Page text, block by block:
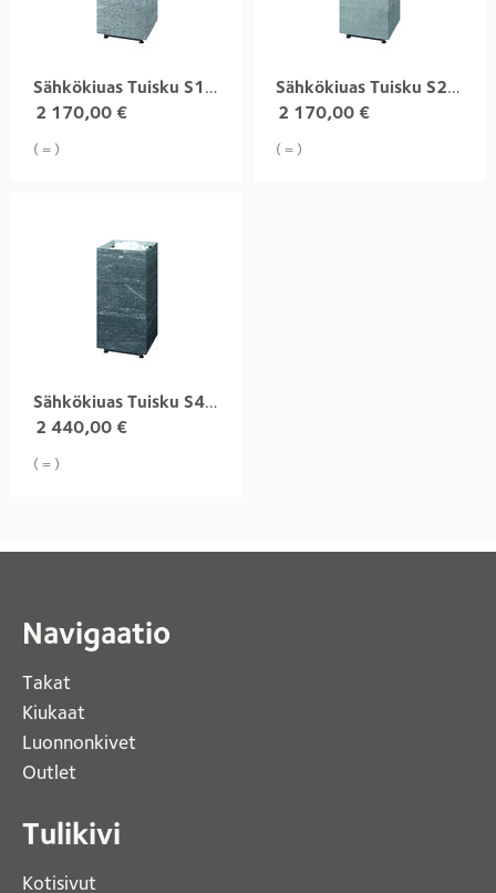
Sähkökiuas Tuisku S1 10,5 kW, harjattu
2 170,00 €
( = )
Sähkökiuas Tuisku S2 10,5 kW, uritettu
2 170,00 €
( = )
Sähkökiuas Tuisku S4 10,5 kW, nobile
2 440,00 €
( = )
Navigaatio
Takat
Kiukaat
Luonnonkivet
Outlet
Tulikivi
Kotisivut